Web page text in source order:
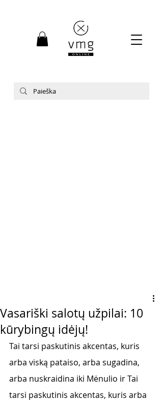
Vasariški salotų užpilai: 10
kūrybingų idėjų!
Tai tarsi paskutinis akcentas, kuris
arba viską pataiso, arba sugadina,
arba nuskraidina iki Mėnulio ir Tai
tarsi paskutinis akcentas, kuris arba